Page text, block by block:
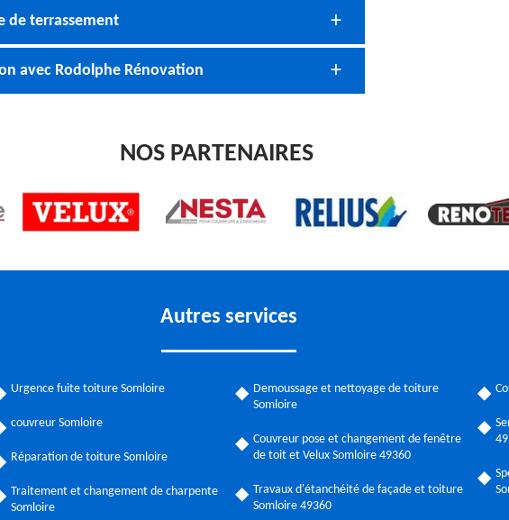
de terrassement
avec Rodolphe Rénovation
NOS PARTENAIRES
Autres services
Urgence fuite toiture Somloire
couvreur Somloire
Réparation de toiture Somloire
Traitement et changement de charpente
Somloire
Demoussage et nettoyage de toiture
Somloire
Couvreur pose et changement de fenêtre
de toit et Velux Somloire 49360
Travaux d'étanchéité de façade et toiture
Somloire 49360